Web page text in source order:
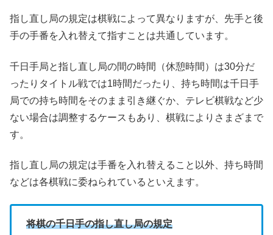
指し直し局の規定は棋戦によって異なりますが、先手と後
手の手番を入れ替えて指すことは共通しています。
千日手局と指し直し局の間の時間（休憩時間）は30分だ
ったりタイトル戦では1時間だったり、持ち時間は千日手
局での持ち時間をそのまま引き継ぐか、テレビ棋戦など少
ない場合は調整するケースもあり、棋戦によりさまざまで
す。
指し直し局の規定は手番を入れ替えること以外、持ち時間
などは各棋戦に委ねられているといえます。
将棋の千日手の指し直し局の規定